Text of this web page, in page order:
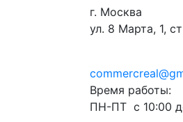
г. Москва
ул. 8 Марта, 1,
Время работы:
ПН-ПТ с 10:00